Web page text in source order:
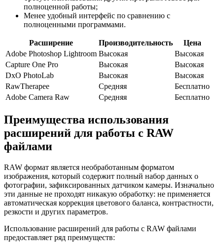
полноценной работы;
Менее удобный интерфейс по сравнению с
полноценными программами.
Расширение Производительность
Цена
Adobe Photoshop Lightroom Высокая
Высокая
Capture One Pro
Высокая
Высокая
DxO PhotoLab
Высокая
Высокая
RawTherapee
Средняя
Бесплатно
Adobe Camera Raw
Средняя Бесплатно
Преимущества использования
расширений для работы с RAW
файлами
RAW формат является необработанным форматом
изображения, который содержит полный набор данных о
фотографии, зафиксированных датчиком камеры. Изначально
эти данные не проходят никакую обработку: не применяется
автоматическая коррекция цветового баланса, контрастности,
резкости и других параметров.
Использование расширений для работы с RAW файлами
предоставляет ряд преимуществ: